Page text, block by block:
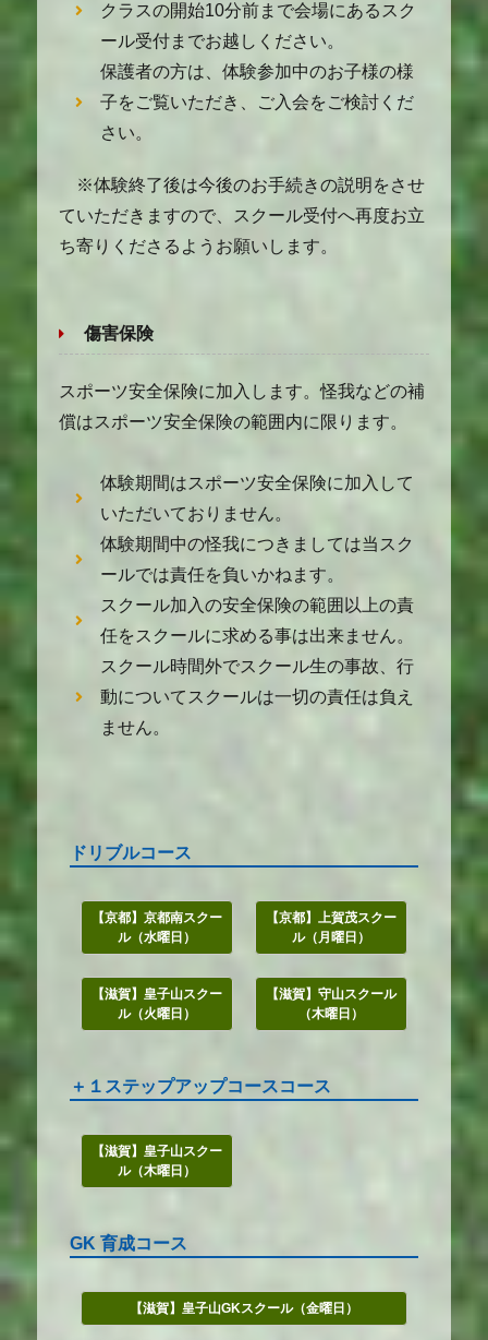
クラスの開始10分前まで会場にあるスク
ール受付までお越しください。
保護者の方は、体験参加中のお子様の様
子をご覧いただき、ご入会をご検討くだ
さい。
※体験終了後は今後のお手続きの説明をさせ
ていただきますので、スクール受付へ再度お立
ち寄りくださるようお願いします。
傷害保険
スポーツ安全保険に加入します。怪我などの補
償はスポーツ安全保険の範囲内に限ります。
体験期間はスポーツ安全保険に加入して
いただいておりません。
体験期間中の怪我につきましては当スク
ールでは責任を負いかねます。
スクール加入の安全保険の範囲以上の責
任をスクールに求める事は出来ません。
スクール時間外でスクール生の事故、行
動についてスクールは一切の責任は負え
ません。
ドリブルコース
【京都】京都南スクー
ル（水曜日）
【京都】上賀茂スクー
ル（月曜日）
【滋賀】皇子山スクー
ル（火曜日）
【滋賀】守山スクール
（木曜日）
＋１ステップアップコースコース
【滋賀】皇子山スクー
ル（木曜日）
GK 育成コース
【滋賀】皇子山GKスクール（金曜日）